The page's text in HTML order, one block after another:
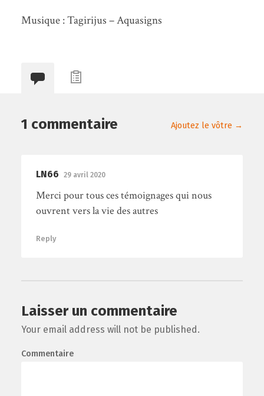
Musique : Tagirijus – Aquasigns
1 commentaire Ajoutez le vôtre →
LN66 29 avril 2020
Merci pour tous ces témoignages qui nous
ouvrent vers la vie des autres
Reply
Laisser un commentaire
Your email address will not be published.
Commentaire